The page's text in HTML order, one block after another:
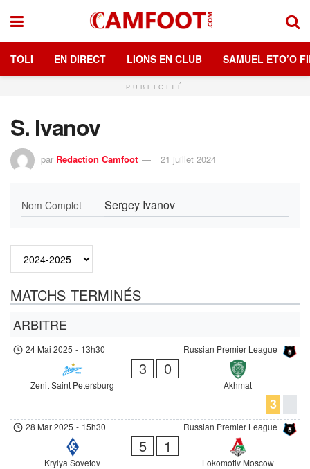
TOLI EN DIRECT LIONS EN CLUB SAMUEL ETO’O
PUBLICITÉ
S. Ivanov
par Redaction Camfoot 21 juillet 2024
Nom Complet Sergey Ivanov
MATCHS TERMINÉS
ARBITRE
Russian Premier League
24 Mai 2025 - 13h30
Zenit Saint Petersburg
3 0
Akhmat
3
Russian Premier League
28 Mar 2025 - 15h30
Krylya Sovetov
5 1
Lokomotiv Moscow